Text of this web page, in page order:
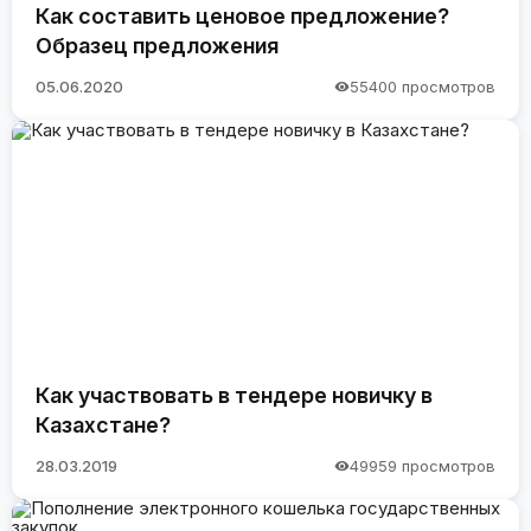
Как составить ценовое предложение?
Образец предложения
05.06.2020 55400 просмотров
Как участвовать в тендере новичку в
Казахстане?
28.03.2019 49959 просмотров